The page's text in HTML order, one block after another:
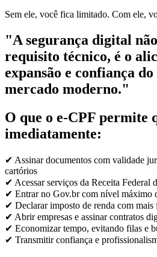
Sem ele, você fica limitado. Com ele,
"A segurança digital
requisito técnico, é o
expansão e confiança do
mercado moderno."
O que o e-CPF permite
imediatamente:
✔ Assinar documentos com validade
cartórios
✔ Acessar serviços da Receita Federal
✔ Entrar no Gov.br com nível máximo
✔ Declarar imposto de renda com mais
✔ Abrir empresas e assinar contratos
✔ Economizar tempo, evitando filas e
✔ Transmitir confiança e